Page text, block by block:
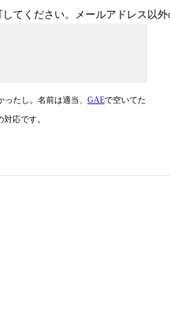
てください。メールアドレス以
ったし。名前は適当、 GAEで空いてた
応です。